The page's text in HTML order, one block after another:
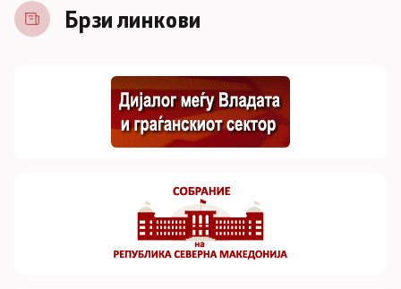
Брзи линкови